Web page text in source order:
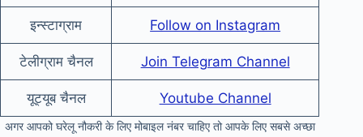
इन्स्टाग्राम Follow on Instagram
टेलीग्राम चैनल Join Telegram Channel
यूट्यूब चैनल Youtube Channel
अगर आपको घरेलू नौकरी के लिए मोबाइल नंबर चाहिए तो आपके लिए सबसे अच्छा